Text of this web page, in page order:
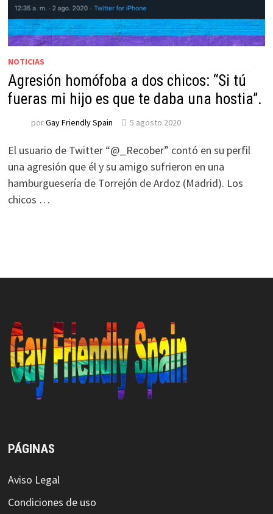
NOTICIAS
Agresión homófoba a dos chicos: “Si tú
fueras mi hijo es que te daba una hostia”.
porGay Friendly Spain 5 agosto 2020
El usuario de Twitter “@_Recober” contó en su perfil
una agresión que él y su amigo sufrieron en una
hamburguesería de Torrejón de Ardoz (Madrid). Los
chicos …
PÁGINAS
Aviso Legal
Condiciones de uso